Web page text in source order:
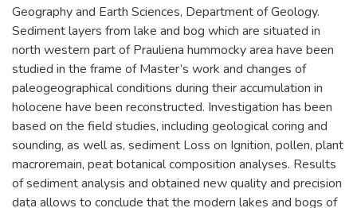
Geography and Earth Sciences, Department of Geology.
Sediment layers from lake and bog which are situated in
north western part of Prauliena hummocky area have been
studied in the frame of Master’s work and changes of
paleogeographical conditions during their accumulation in
holocene have been reconstructed. Investigation has been
based on the field studies, including geological coring and
sounding, as well as, sediment Loss on Ignition, pollen, plant
macroremain, peat botanical composition analyses. Results
of sediment analysis and obtained new quality and precision
data allows to conclude that the modern lakes and bogs of